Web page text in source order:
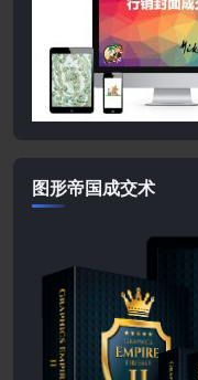
图形帝国成交术